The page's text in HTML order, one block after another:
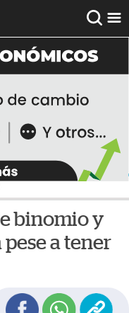
binomio y
a tener